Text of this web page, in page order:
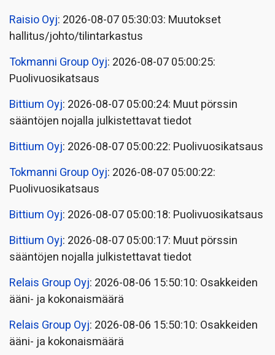
Raisio Oyj: 2026-08-07 05:30:03: Muutokset
hallitus/johto/tilintarkastus
Tokmanni Group Oyj: 2026-08-07 05:00:25:
Puolivuosikatsaus
Bittium Oyj: 2026-08-07 05:00:24: Muut pörssin
sääntöjen nojalla julkistettavat tiedot
Bittium Oyj: 2026-08-07 05:00:22: Puolivuosikatsaus
Tokmanni Group Oyj: 2026-08-07 05:00:22:
Puolivuosikatsaus
Bittium Oyj: 2026-08-07 05:00:18: Puolivuosikatsaus
Bittium Oyj: 2026-08-07 05:00:17: Muut pörssin
sääntöjen nojalla julkistettavat tiedot
Relais Group Oyj: 2026-08-06 15:50:10: Osakkeiden
ääni- ja kokonaismäärä
Relais Group Oyj: 2026-08-06 15:50:10: Osakkeiden
ääni- ja kokonaismäärä